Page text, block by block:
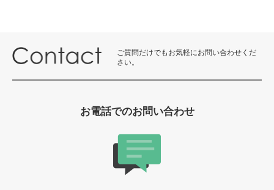
ご質問だけでもお気軽にお問い合わせくだ
さい。
お電話でのお問い合わせ